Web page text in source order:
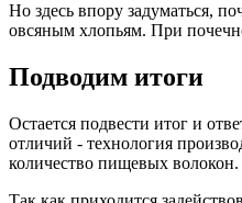
Но здесь впору задуматься,
овсяным хлопьям. При
Подводим итоги
Остается подвести итог и
отличий - технология
количество пищевых